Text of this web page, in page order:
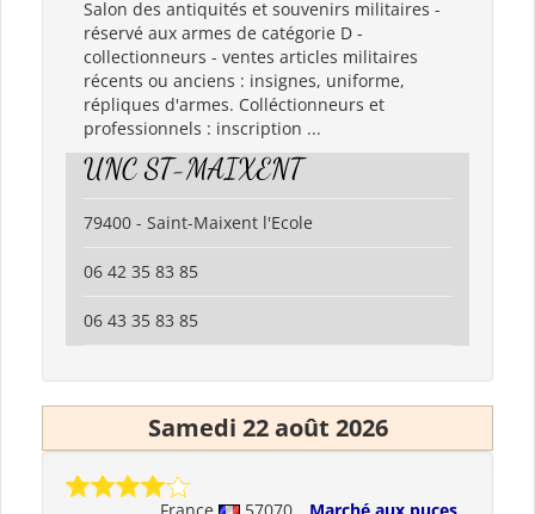
Salon des antiquités et souvenirs militaires -
réservé aux armes de catégorie D -
collectionneurs - ventes articles militaires
récents ou anciens : insignes, uniforme,
répliques d'armes. Colléctionneurs et
professionnels : inscription ...
UNC ST-MAIXENT
79400 - Saint-Maixent l'Ecole
06 42 35 83 85
06 43 35 83 85
Samedi 22 août 2026